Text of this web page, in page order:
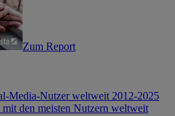
Zum Report
Media-Nutzer weltweit 2012-2025
den meisten Nutzern weltweit